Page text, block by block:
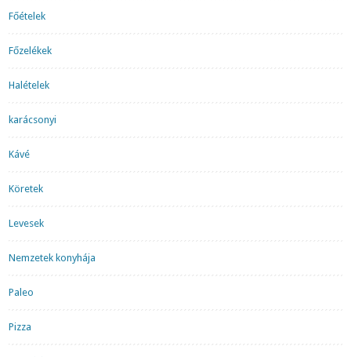
Főételek
Főzelékek
Halételek
karácsonyi
Kávé
Köretek
Levesek
Nemzetek konyhája
Paleo
Pizza